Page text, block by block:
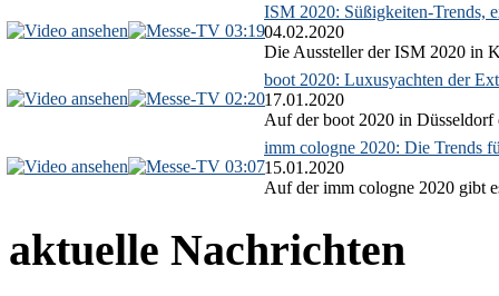
03:19
ISM 2020: Süßigkeiten-Trends,
04.02.2020
Die Aussteller der ISM 2020 in
02:20
boot 2020: Luxusyachten der
17.01.2020
Auf der boot 2020 in Düsseldorf
03:07
imm cologne 2020: Die Trends
15.01.2020
Auf der imm cologne 2020 gibt
aktuelle Nachrichten